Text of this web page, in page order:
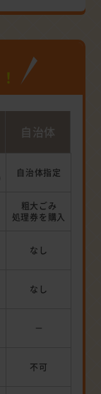
自治体
自治体指定
粗大ごみ
処理券を 購入
なし
なし
－
不可